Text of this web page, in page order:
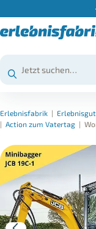
Erlebnisfabrik |
| Action zum Vatertag |